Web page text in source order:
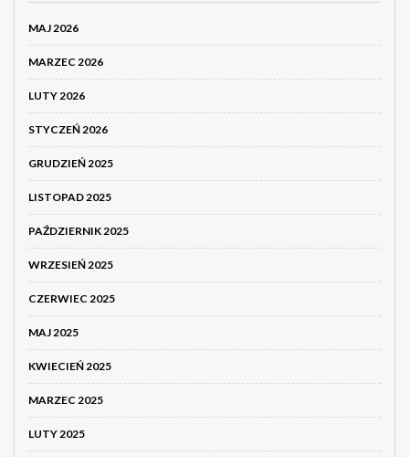
MAJ 2026
MARZEC 2026
LUTY 2026
STYCZEŃ 2026
GRUDZIEŃ 2025
LISTOPAD 2025
PAŹDZIERNIK 2025
WRZESIEŃ 2025
CZERWIEC 2025
MAJ 2025
KWIECIEŃ 2025
MARZEC 2025
LUTY 2025